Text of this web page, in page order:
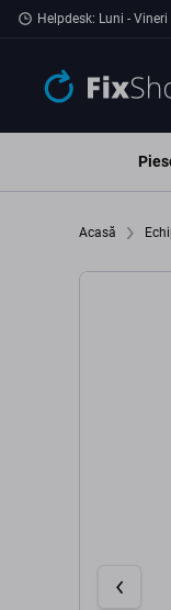
Preskočiť na hlavný
Helpdesk: Luni -
Acasă